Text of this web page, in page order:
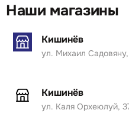
Наши магазины
Кишинёв
ул. Михаил
Кишинёв
ул. Каля Орхеюлуй,